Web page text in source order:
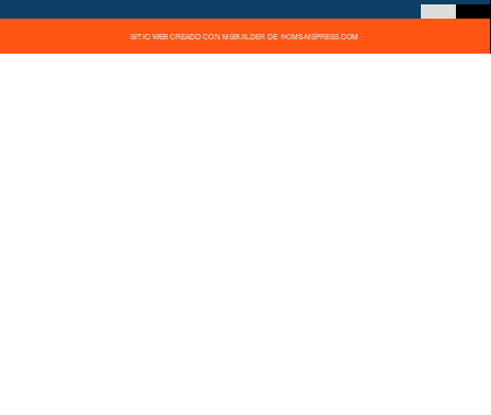
SITIO WEB CREADO CON MSBUILDER DE ®CMS-MSPRESS.COM